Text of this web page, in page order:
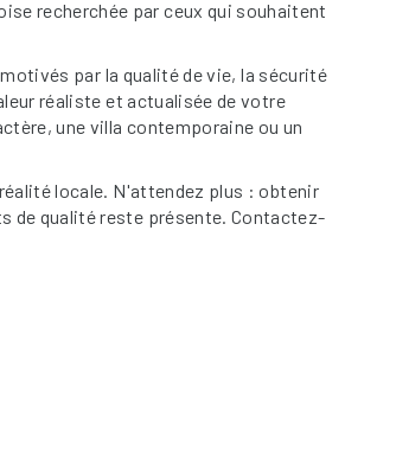
recherchée par ceux qui souhaitent
par la qualité de vie, la sécurité
réaliste et actualisée de votre
une villa contemporaine ou un
locale. N'attendez plus : obtenir
de qualité reste présente. Contactez-